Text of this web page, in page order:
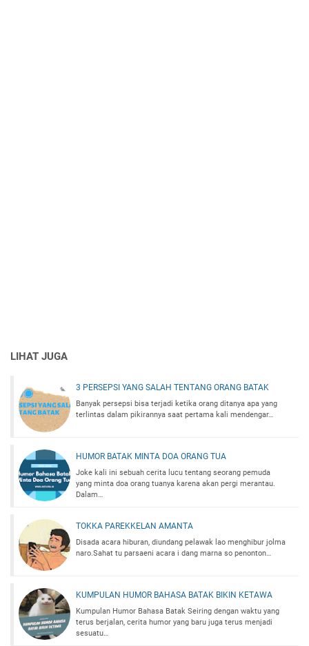
LIHAT JUGA
3 PERSEPSI YANG SALAH TENTANG ORANG BATAK
Banyak persepsi bisa terjadi ketika orang ditanya apa yang
terlintas dalam pikirannya saat pertama kali mendengar…
HUMOR BATAK MINTA DOA ORANG TUA
Joke kali ini sebuah cerita lucu tentang seorang pemuda
yang minta doa orang tuanya karena akan pergi merantau.
Dalam…
TOKKA PAREKKELAN AMANTA
Disada acara hiburan, diundang pelawak lao menghibur jolma
naro.Sahat tu parsaeni acara i dang marna so penonton…
KUMPULAN HUMOR BAHASA BATAK BIKIN KETAWA
Kumpulan Humor Bahasa Batak Seiring dengan waktu yang
terus berjalan, cerita humor yang baru juga terus menjadi
sesuatu…